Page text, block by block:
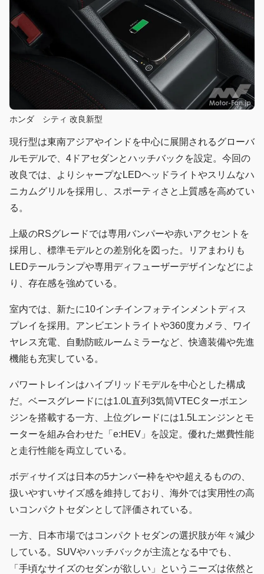
ホンダ シティ 改良新型
現行型は東南アジアやインドを中心に展開されるグローバ
ルモデルで、4ドアセダンとハッチバックを設定。今回の
改良では、よりシャープなLEDヘッドライトやスリムなハ
ニカムグリルを採用し、スポーティさと上質感を高めてい
る。
上級のRSグレードでは専用バンパーや赤いアクセントを
採用し、標準モデルとの差別化を図った。リアまわりも
LEDテールランプや専用ディフューザーデザインなどによ
り、存在感を強めている。
室内では、新たに10インチインフォテインメントディス
プレイを採用。アンビエントライトや360度カメラ、ワイ
ヤレス充電、自動防眩ルームミラーなど、快適装備や先進
機能も充実している。
パワートレインはハイブリッドモデルを中心とした構成
だ。ベースグレードには1.0L直列3気筒VTECターボエン
ジンを搭載する一方、上位グレードには1.5Lエンジンとモ
ーターを組み合わせた「e:HEV」を設定。優れた燃費性能
と走行性能を両立している。
ボディサイズは日本の5ナンバー枠をやや超えるものの、
扱いやすいサイズ感を維持しており、海外では実用性の高
いコンパクトセダンとして評価されている。
一方、日本市場ではコンパクトセダンの選択肢が年々減少
している。SUVやハッチバックが主流となる中でも、
「手頃なサイズのセダンが欲しい」というニーズは依然と